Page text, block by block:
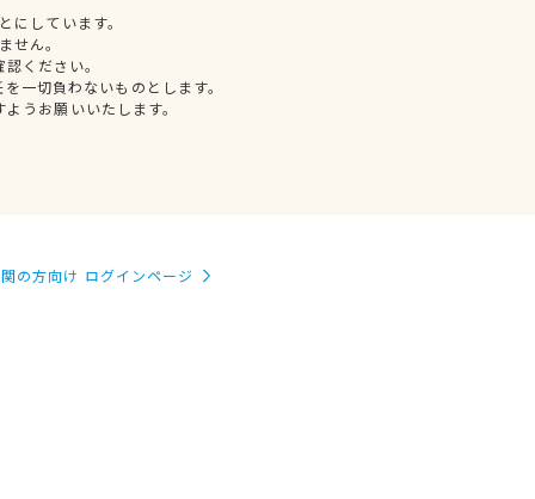
しています。
せん。
ください。
一切負わないものとします。
うお願いいたします。
の方向け ログインページ